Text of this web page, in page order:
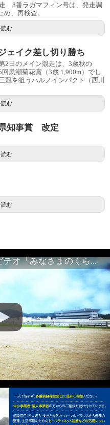
番ラガマフィン号は、発走調
、再検査。
む
ェイク差し切り勝ち
2日のメイン競走は、3歳秋の
黒潮菊花賞（3歳 1,900m）でし
冠を狙うハルノインパクト（西川
む
知事賞 改定
む
む
地方競馬プロモーションビデオ「みなさまのくらしのために」30秒篇｜NAR公式